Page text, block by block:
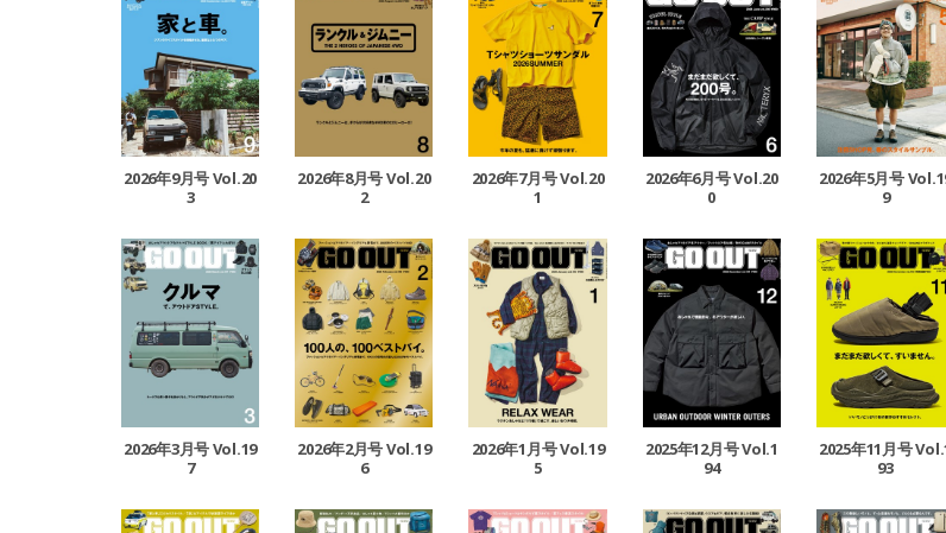
2026年9月号 Vol.20
3
2026年8月号 Vol.20
2
2026年7月号 Vol.20
1
2026年6月号 Vol.20
0
2026年5月号
9
2026年3月号 Vol.19
7
2026年2月号 Vol.19
6
2026年1月号 Vol.19
5
2025年12月号 Vol.1
94
2025年11月号
93